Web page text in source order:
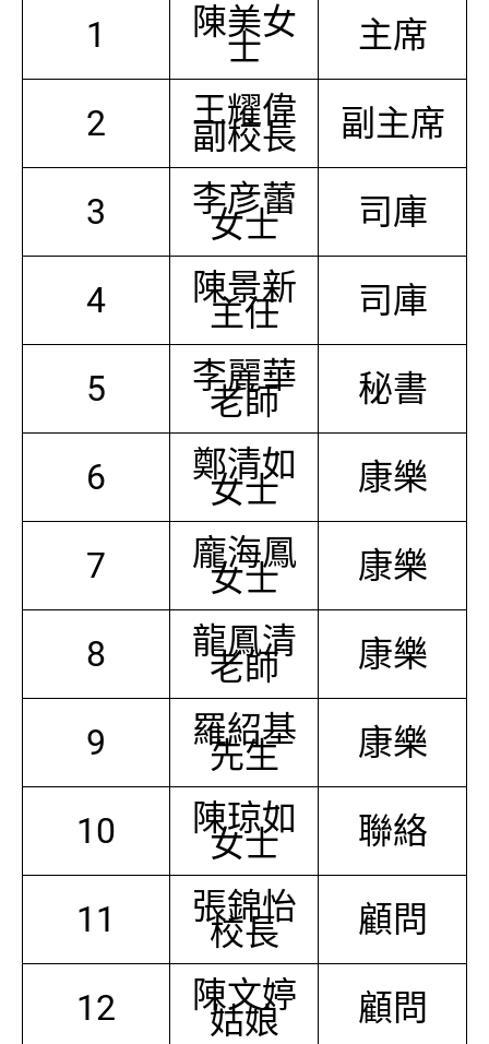
1
陳美女
士 主席
2 王耀偉
副校長 副主席
3 李彦蕾
女士 司庫
4 陳景新
主任 司庫
5 李麗華
老師 秘書
6 鄭清如
女士 康樂
7 龐海鳳
女士 康樂
8 龍鳳清
老師 康樂
9 羅紹基
先生 康樂
10 陳琼如
女士 聯絡
11 張錦怡
校長 顧問
12 陳文婷
姑娘 顧問